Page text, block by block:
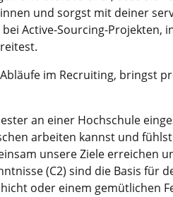
und sorgst mit deiner
Active-Sourcing-
im Recruiting, bringst
an einer Hochschule
arbeiten kannst und
unsere Ziele erreichen
(C2) sind die Basis für
oder einem